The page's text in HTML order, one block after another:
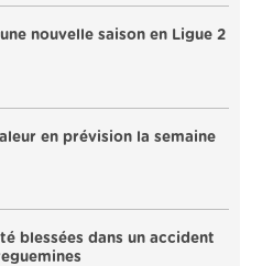
nouvelle saison en Ligue 2
en prévision la semaine
blessées dans un accident